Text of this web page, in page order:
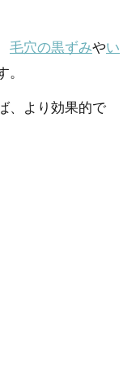
毛穴の黒ずみやい
。
、より効果的で